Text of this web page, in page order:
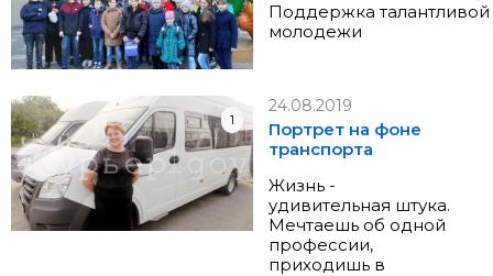
Поддержка талантливой
молодежи
1
24.08.2019
Портрет на фоне
транспорта
Жизнь -
удивительная штука.
Мечтаешь об одной
профессии,
приходишь в